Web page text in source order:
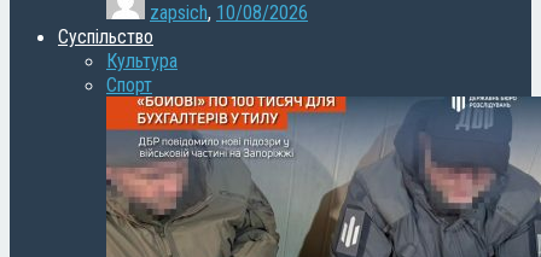
zapsich, 10/08/2026
Суспільство
Культура
Спорт